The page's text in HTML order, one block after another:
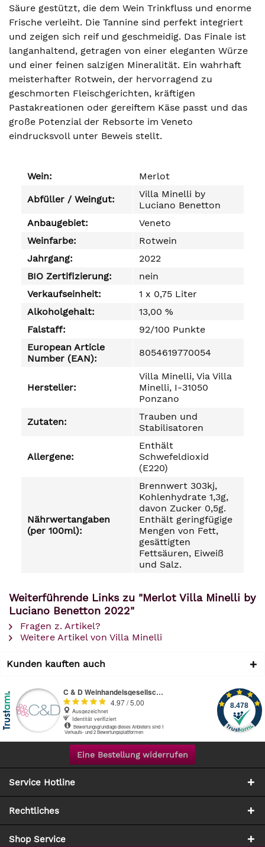
Säure gestützt, die dem Wein Trinkfluss und enorme
Frische verleiht. Die Tannine sind perfekt integriert
und zeigen sich reif und geschmeidig. Das Finale ist
langanhaltend, getragen von einer eleganten Würze
und einer feinen salzigen Mineralität. Ein wahrhaft
meisterhafter Rotwein, der hervorragend zu
geschmorten Fleischgerichten, kräftigen
Pastakreationen oder gereiftem Käse passt und das
große Potenzial der Rebsorte im Veneto
eindrucksvoll unter Beweis stellt.
Wein: Merlot
Abfüller / Weingut:
Villa Minelli by
Luciano Benetton
Anbaugebiet:
Veneto
Weinfarbe:
Rotwein
Jahrgang:
2022
BIO Zertifizierung:
nein
Verkaufseinheit:
1 x 0,75 Liter
Alkoholgehalt:
13,00 %
Falstaff:
92/100 Punkte
European Article
Number (EAN):
8054619770054
Hersteller:
Villa Minelli, Via Villa
Minelli, I-31050
Ponzano
Zutaten:
Trauben und
Stabilisatoren
Allergene:
Enthält
Schwefeldioxid
(E220)
Nährwertangaben
(per 100ml):
Brennwert 303kj,
Kohlenhydrate 1,3g,
davon Zucker 0,5g.
Enthält geringfügige
Mengen von Fett,
gesättigten
Fettsäuren, Eiweiß
und Salz.
Weiterführende Links zu "Merlot Villa Minelli by
Luciano Benetton 2022"
Fragen z. Artikel?
Weitere Artikel von Villa Minelli
Kunden kauften auch
Eine Bestellung widerrufen
Service Hotline
Rechtliches
Shop Service